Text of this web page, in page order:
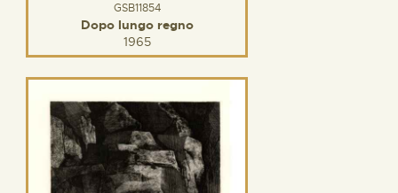
GSB11854
Dopo lungo regno
1965